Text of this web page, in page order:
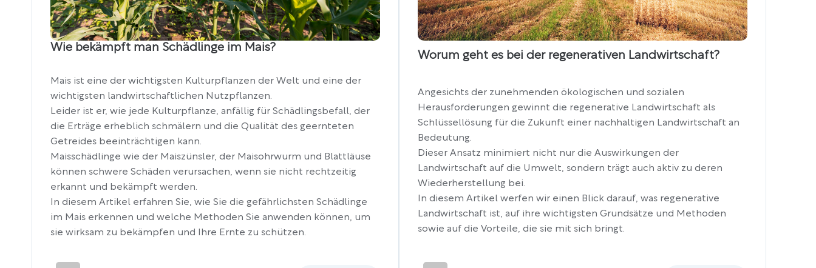
Wie bekämpft man Schädlinge im Mais?
Mais ist eine der wichtigsten Kulturpflanzen der Welt und eine der
wichtigsten landwirtschaftlichen Nutzpflanzen.
Leider ist er, wie jede Kulturpflanze, anfällig für Schädlingsbefall, der
die Erträge erheblich schmälern und die Qualität des geernteten
Getreides beeinträchtigen kann.
Maisschädlinge wie der Maiszünsler, der Maisohrwurm und Blattläuse
können schwere Schäden verursachen, wenn sie nicht rechtzeitig
erkannt und bekämpft werden.
In diesem Artikel erfahren Sie, wie Sie die gefährlichsten Schädlinge
im Mais erkennen und welche Methoden Sie anwenden können, um
sie wirksam zu bekämpfen und Ihre Ernte zu schützen.
Worum geht es bei der regenerativen Landwirtschaft?
Angesichts der zunehmenden ökologischen und sozialen
Herausforderungen gewinnt die regenerative Landwirtschaft als
Schlüssellösung für die Zukunft einer nachhaltigen Landwirtschaft an
Bedeutung.
Dieser Ansatz minimiert nicht nur die Auswirkungen der
Landwirtschaft auf die Umwelt, sondern trägt auch aktiv zu deren
Wiederherstellung bei.
In diesem Artikel werfen wir einen Blick darauf, was regenerative
Landwirtschaft ist, auf ihre wichtigsten Grundsätze und Methoden
sowie auf die Vorteile, die sie mit sich bringt.